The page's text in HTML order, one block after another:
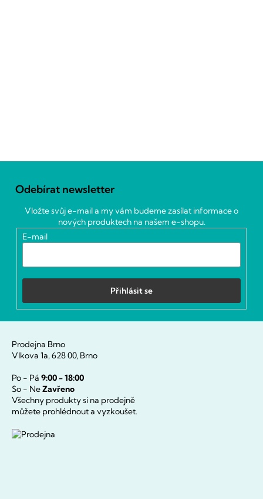
Odebírat newsletter
Vložte svůj e-mail a my vám budeme zasílat informace o
nových produktech na našem e-shopu.
E-mail
Přihlásit se
Prodejna Brno
Vlkova 1a, 628 00, Brno
Po - Pá 9:00 - 18:00
So - NeZavřeno
Všechny produkty si na prodejně
můžete prohlédnout a vyzkoušet.